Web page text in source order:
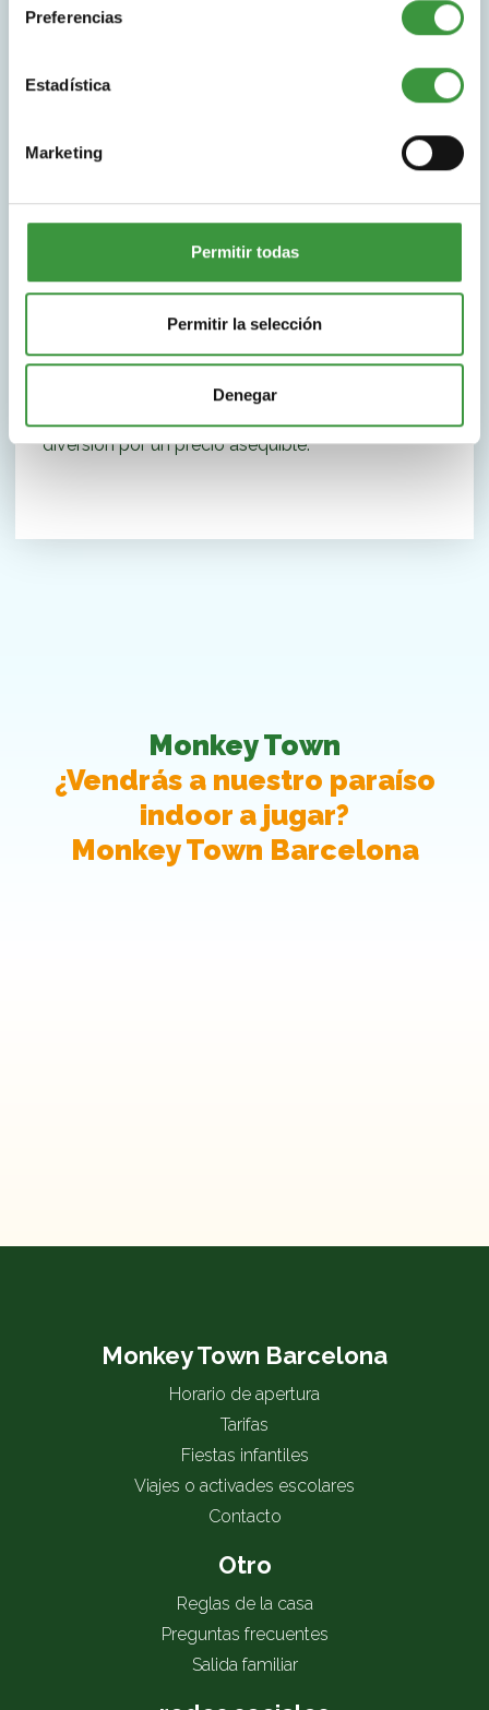
Preferencias
Estadística
Marketing
Permitir todas
Permitir la selección
Denegar
Nuestras entradas tienen un precio fijo y permiten
disfrutar del parque por tiempo ilimitado durante
Abierto todos los días de la semana y
Tarifa reducida para niños pequeños entre 1
y 3 años
Acompañantes gratis
Área de restauración
diversión por un precio asequible.
Monkey Town
¿Vendrás a nuestro paraíso
indoor a jugar?
Monkey Town Barcelona
Monkey Town Barcelona
Horario de apertura
Tarifas
Fiestas infantiles
Viajes o activades escolares
Contacto
Otro
Reglas de la casa
Preguntas frecuentes
Salida familiar